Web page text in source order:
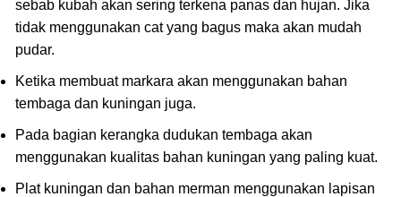
sebab kubah akan sering terkena panas dan hujan. Jika
tidak menggunakan cat yang bagus maka akan mudah
pudar.
Ketika membuat markara akan menggunakan bahan
tembaga dan kuningan juga.
Pada bagian kerangka dudukan tembaga akan
menggunakan kualitas bahan kuningan yang paling kuat.
Plat kuningan dan bahan merman menggunakan lapisan